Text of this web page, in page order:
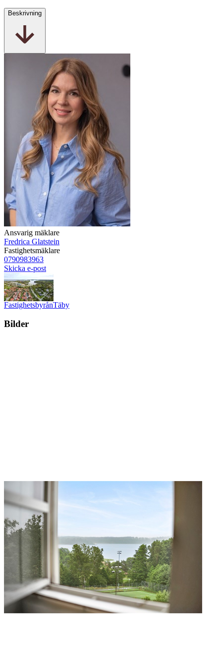
Beskrivning
Ansvarig mäklare
Fredrica Glatstein
Fastighetsmäklare
0790983963
Skicka e-post
FastighetsbyrånTäby
Bilder